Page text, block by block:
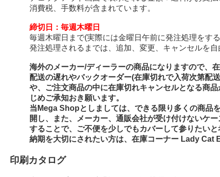
消費税、手数料が含まれています。
締切日：毎週木曜日
毎週木曜日まで(実際には金曜日午前に発注処理をす
発注処理されるまでは、追加、変更、キャンセルを
海外のメーカー/ディーラーの商品になりますので、
配送の遅れやバックオーダー(在庫切れで入荷次第配
や、ご注文商品の中に在庫切れキャンセルとなる商
じめご承知おき願います。
当Mega Shopとしましては、できる限り多くの商品
開し、また、メーカー、通販会社が受け付けないケ
することで、ご不便を少しでもカバーして参りたい
納期を大切にされたい方は、在庫コーナー Lady Cat
印刷カタログ